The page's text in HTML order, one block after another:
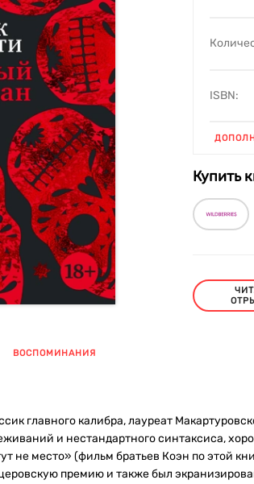
ВОСПОМИНАНИЯ
ISBN:
Купить
главного калибра, лауреат
и нестандартного синтаксиса,
не место» (фильм братьев Коэн по этой
премию и также был